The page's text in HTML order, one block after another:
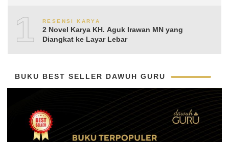
10RESENSI KARYA
2 Novel Karya KH. Aguk Irawan MN yang
Diangkat ke Layar Lebar
BUKU BEST SELLER DAWUH GURU